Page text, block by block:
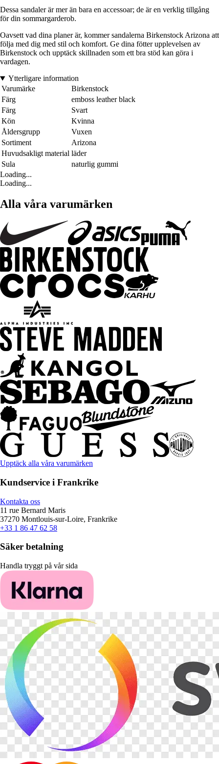
Dessa sandaler är mer än bara en accessoar; de är en verklig tillgång
för din sommargarderob.
Oavsett vad dina planer är, kommer sandalerna Birkenstock Arizona att
följa med dig med stil och komfort. Ge dina fötter upplevelsen av
Birkenstock och upptäck skillnaden som ett bra stöd kan göra i
vardagen.
Ytterligare information
Varumärke
Birkenstock
Färg
emboss leather black
Färg
Svart
Kön
Kvinna
Åldersgrupp
Vuxen
Sortiment
Arizona
Huvudsakligt material läder
Sula
naturlig gummi
Loading...
Loading...
Alla våra varumärken
Upptäck alla våra varumärken
Kundservice i Frankrike
Kontakta oss
11 rue Bernard Maris
37270 Montlouis-sur-Loire, Frankrike
+33 1 86 47 62 58
Säker betalning
Handla tryggt på vår sida